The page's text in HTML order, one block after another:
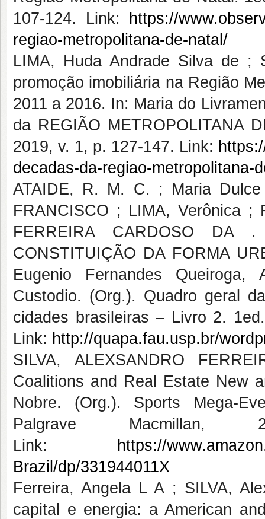
107-124. Link:
https://
regiao-metropolitana-de-natal/
LIMA, Huda Andrade Silva de ;
promoção imobiliária na Região
2011 a 2016. In: Maria do
da REGIÃO METROPOLITANA
2019, v. 1, p. 127-147. Link:
decadas-da-regiao-metropolitana-
ATAIDE, R. M. C. ; Maria
FRANCISCO ; LIMA, Verônica ;
FERREIRA CARDOSO DA
CONSTITUIÇÃO DA FORMA
Eugenio Fernandes
Custodio. (Org.). Quadro geral
cidades brasileiras – Livro 2.
Link: http://quapa.fau.usp.br/
SILVA, ALEXSANDRO
Coalitions and Real Estate New
Nobre. (Org.). Sports Mega-
Palgrave
Link:
https://
Brazil/dp/331944011X
Ferreira, Angela L A ; SILVA,
capital e energia: a American